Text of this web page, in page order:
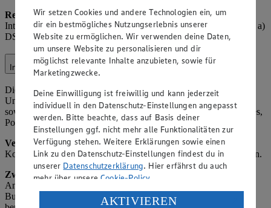
Rechtsgrundlage:Art. 6 Abs. 1 lit. f) DSGVO (berechtigtes
Interesse an Social-Media-Präsenz); für Werbung Art. 6 Abs. 1 lit. a)
DSGVO (Einwilligung über Facebook-Einstellungen).
Instagram
Die Verarbeitung im Kontext von Instagram (z. B.
Unternehmensprofil, Werbung) umfasst Interaktionen mit Nutzern
sowie die Veröffentlichung und Analyse von Inhalten (z. B. Stories,
Posts).
Verarbeitete Daten:Nutzer-ID, Interaktionsdaten (z. B. Likes,
Kommentare), Profilinformationen (soweit öffentlich), Inhaltsdaten.
Zweck:Betrieb der Instagram-Präsenz, Beantwortung von
Anfragen, Marketing (z. B. gezielte Werbung) und Community-
Building. Insights-Daten werden von Meta anonymisiert
Wir setzen Cookies und andere Technologien ein, um
dir ein bestmögliches Nutzungserlebnis unserer
Website zu ermöglichen. Wir verwenden deine Daten,
um unsere Website zu personalisieren und dir
möglichst relevante Inhalte anzubieten, sowie für
Marketingzwecke.
Deine Einwilligung ist freiwillig und kann jederzeit
individuell in den Datenschutz-Einstellungen angepasst
werden. Bitte beachte, dass auf Basis deiner
Einstellungen ggf. nicht mehr alle Funktionalitäten zur
Verfügung stehen. Weitere Erklärungen sowie einen
Link zu den Datenschutz-Einstellungen findest du in
unserer Datenschutzerklärung. Hier erfährst du auch
mehr über unsereCookie-Policy.
Verarbeitung deiner personenbezogenen Daten in den
AKTIVIEREN